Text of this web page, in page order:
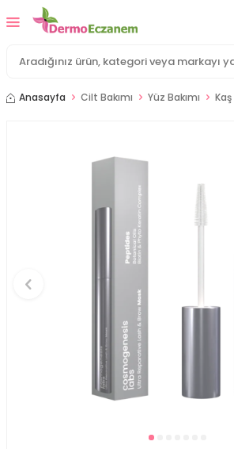
Anasayfa Cilt Bakımı Yüz Bakımı Kaş